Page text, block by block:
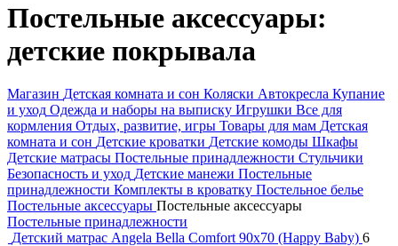
Постельные аксессуары:
детские покрывала
Магазин Детская комната и сон Коляски Автокресла Купание
и уход Одежда и наборы на выписку Игрушки Все для
кормления Отдых, развитие, игры Товары для мам Детская
комната и сон Детские кроватки Детские комоды Шкафы
Детские матрасы Постельные принадлежности Стульчики
Безопасность и уход Детские манежи Постельные
принадлежности Комплекты в кроватку Постельное белье
Постельные аксессуары Постельные аксессуары
Постельные принадлежности
Детский матрас Angela Bella Comfort 90х70 (Happy Baby) 6